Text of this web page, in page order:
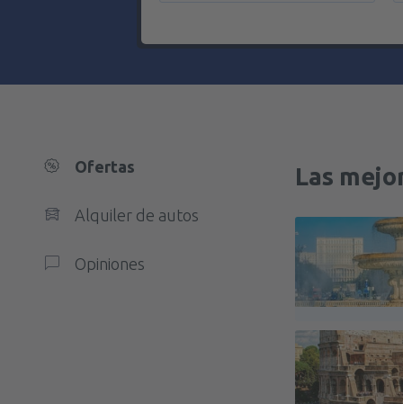
Ofertas
Alquiler de autos
Opiniones
Las